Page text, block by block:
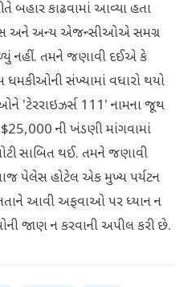
બહાર કાઢવામાં આવ્યા હતા
અને અન્ય એજન્સીઓએ સમગ્ર
નહીં. તમને જણાવી દઈએ કે
ધમકીઓની સંખ્યામાં વધારો થયો
'ટેરરાઇઝર્સ 111' નામના જૂથ
ની ખંડણી માંગવામાં
સાબિત થઈ. તમને જણાવી
પેલેસ હોટેલ એક મુખ્ય પર્યટન
આવી અફવાઓ પર ધ્યાન ન
જાણ ન કરવાની અપીલ કરી છે.